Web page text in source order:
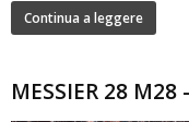
Continua a leggere
MESSIER 28